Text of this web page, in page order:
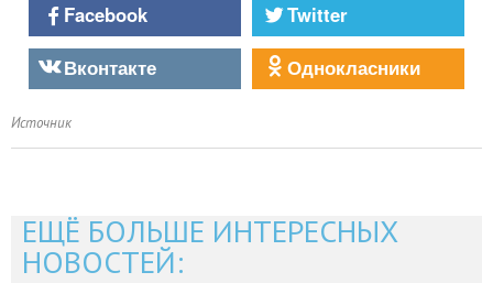
Facebook
Twitter
Вконтакте
Однокласники
Источник
ЕЩЁ БОЛЬШЕ ИНТЕРЕСНЫХ
НОВОСТЕЙ: